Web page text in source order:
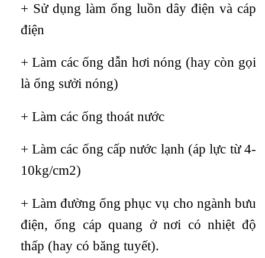
+ Sử dụng làm ống luồn dây điện và cáp
điện
+ Làm các ống dẫn hơi nóng (hay còn gọi
là ống sưởi nóng)
+ Làm các ống thoát nước
+ Làm các ống cấp nước lạnh (áp lực từ 4-
10kg/cm2)
+ Làm đường ống phục vụ cho ngành bưu
điện, ống cáp quang ở nơi có nhiệt độ
thấp (hay có băng tuyết).